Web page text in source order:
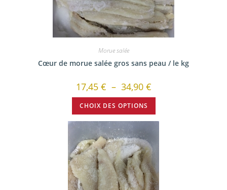
Morue salée
Cœur de morue salée gros sans peau / le kg
17,45 € – 34,90 €
CHOIX DES OPTIONS